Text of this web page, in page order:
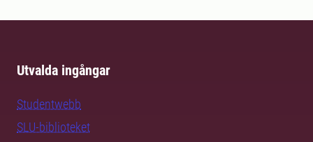
Utvalda ingångar
Studentwebb
SLU-biblioteket